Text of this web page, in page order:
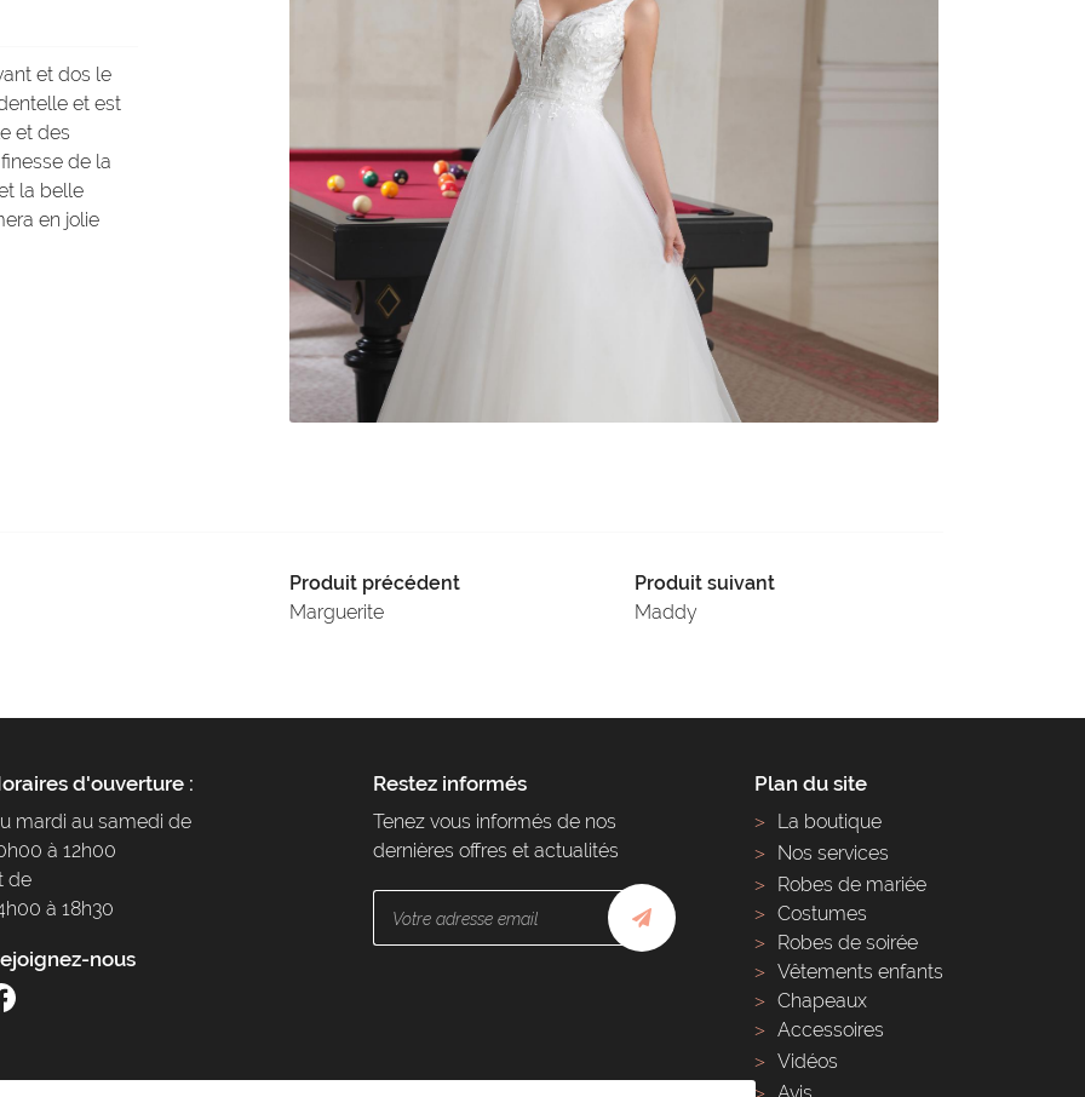
et dos le
et est
et des
de la
la belle
en jolie
Produit précédent
Marguerite
Produit suivant
Maddy
d'ouverture :
mardi au samedi de
à 12h00
de
à 18h30
nous
Restez informés
Tenez vous informés de nos
dernières offres et actualités
Plan du site
La boutique
Nos services
Robes de mariée
Costumes
Robes de soirée
Vêtements enfants
Chapeaux
Accessoires
Vidéos